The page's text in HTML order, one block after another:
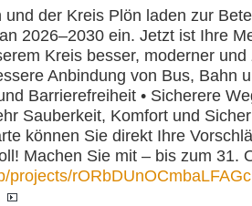
und der Kreis Plön laden zur
2026–2030 ein. Jetzt ist Ihre
Kreis besser, moderner
Anbindung von Bus, Bahn
Barrierefreiheit • Sicherere
Sauberkeit, Komfort und
können Sie direkt Ihre
Machen Sie mit – bis zum 31.
projects/